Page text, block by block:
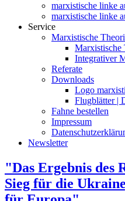
marxistische linke
marxistische linke
Service
Marxistische
Marxistische
Integrativer
Referate
Downloads
Logo
Flugblätter |
Fahne bestellen
Impressum
Newsletter
"Das Ergebnis des
Sieg für die